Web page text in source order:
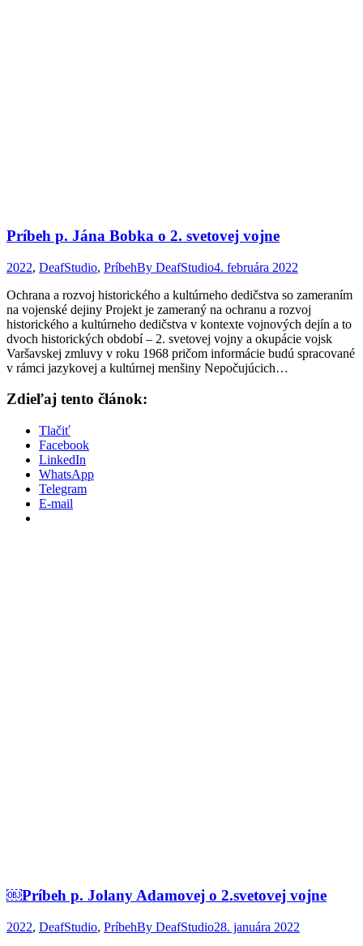
Príbeh p. Jána Bobka o 2. svetovej vojne
2022, DeafStudio, PríbehBy DeafStudio4. februára 2022
Ochrana a rozvoj historického a kultúrneho dedičstva so zameraním
na vojenské dejiny Projekt je zameraný na ochranu a rozvoj
historického a kultúrneho dedičstva v kontexte vojnových dejín a to
dvoch historických období – 2. svetovej vojny a okupácie vojsk
Varšavskej zmluvy v roku 1968 pričom informácie budú spracované
v rámci jazykovej a kultúrnej menšiny Nepočujúcich…
Zdieľaj tento článok:
Tlačiť
Facebook
LinkedIn
WhatsApp
Telegram
E-mail
￼Príbeh p. Jolany Adamovej o 2.svetovej vojne
2022, DeafStudio, PríbehBy DeafStudio28. januára 2022